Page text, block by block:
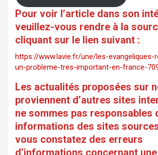
Pour voir l’article dans son
veuillez-vous rendre à la
cliquant sur le lien suivant :
https://www.lavie.fr/une/les-evangeliques-
un-probleme-tres-important-en-france-
Les actualités proposées sur
proviennent d’autres sites
ne sommes pas responsables
informations des sites
vous constatez des erreurs
d’informations concernant